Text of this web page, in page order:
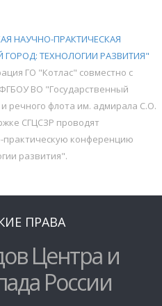
НАУЧНО-ПРАКТИЧЕСКАЯ
ТЕХНОЛОГИИ РАЗВИТИЯ"
ГО "Котлас" совместно с
ВО "Государственный
речного флота им. адмирала С.О.
СГЦСЗР проводят
практическую конференцию
развития".
ПРАВА
Центра и
России